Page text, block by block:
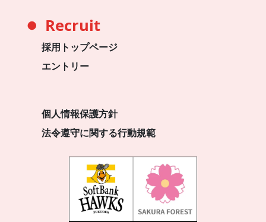
● Recruit
採用トップページ
エントリー
個人情報保護方針
法令遵守に関する行動規範